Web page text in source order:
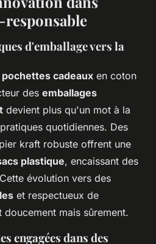
responsable
d'emballage vers la
pochettes cadeaux en coton
des emballages
devient plus qu'un mot à la
quotidiennes. Des
kraft robuste offrent une
plastique, encaissant des
évolution vers des
et respectueux de
mais sûrement.
engagées dans des